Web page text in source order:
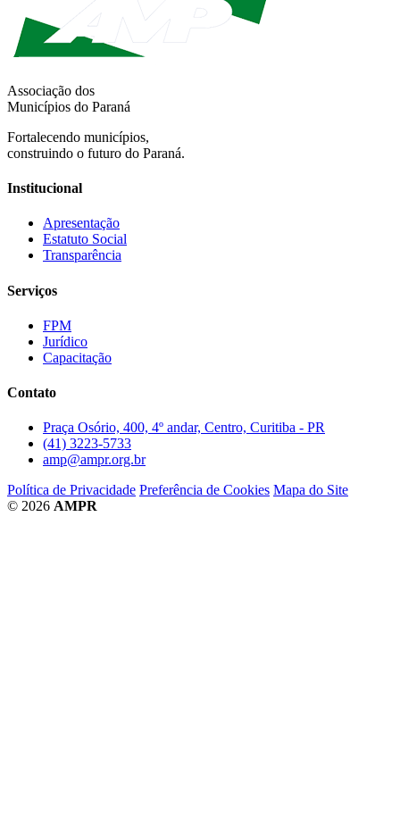
Associação dos
Municípios do Paraná
Fortalecendo municípios,
construindo o futuro do Paraná.
Institucional
Apresentação
Estatuto Social
Transparência
Serviços
FPM
Jurídico
Capacitação
Contato
Praça Osório, 400, 4º andar, Centro, Curitiba - PR
(41) 3223-5733
amp@ampr.org.br
Política de Privacidade Preferência de Cookies Mapa do Site
© 2026 AMPR